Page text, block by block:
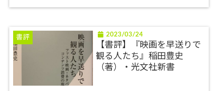
書評 2023/03/24
【書評】『映画を早送りで
観る人たち』稲田豊史
（著）・光文社新書